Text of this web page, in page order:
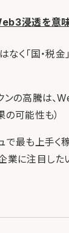
浸透を意味
はなく「国・税
ンの高騰は、
の可能性も）
で最も上手く
業に注目した